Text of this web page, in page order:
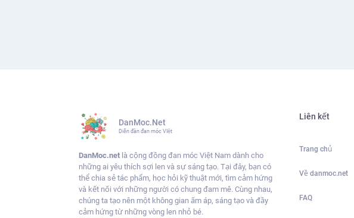
DanMoc.Net
Diễn đàn đan móc VIệt
DanMoc.net là cộng đồng đan móc Việt Nam dành cho
những ai yêu thích sợi len và sự sáng tạo. Tại đây, bạn có
thể chia sẻ tác phẩm, học hỏi kỹ thuật mới, tìm cảm hứng
và kết nối với những người có chung đam mê. Cùng nhau,
chúng ta tạo nên một không gian ấm áp, sáng tạo và đầy
cảm hứng từ những vòng len nhỏ bé.
Liên kết
Trang chủ
Về danmoc.net
FAQ